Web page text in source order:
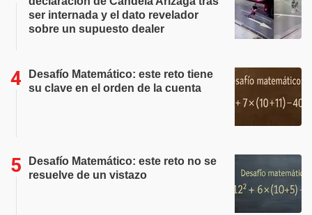
ser internada y el dato revelador
sobre un supuesto dealer
Desafío Matemático: este reto tiene
su clave en el orden de la cuenta
Desafío Matemático: este reto no se
resuelve de un vistazo